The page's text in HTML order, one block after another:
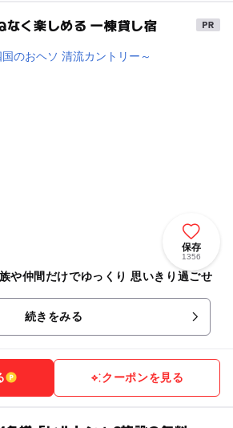
なく楽しめる 一棟貸し宿
保存
1356
や仲間だけでゆっくり 思いきり過ごせ
続きをみる
クーポンを見る